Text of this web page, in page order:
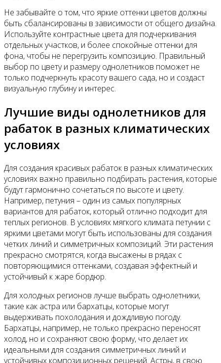
Не забывайте о том, что яркие оттенки цветов должны
быть сбалансированы в зависимости от общего дизайна.
Используйте контрастные цвета для подчеркивания
отдельных участков, и более спокойные оттенки для
фона, чтобы не перегрузить композицию. Правильный
выбор по цвету и размеру однолетников поможет не
только подчеркнуть красоту вашего сада, но и создаст
визуальную глубину и интерес.
Лучшие виды однолетников для
рабаток в разных климатических
условиях
Для создания красивых рабаток в разных климатических
условиях важно правильно подбирать растения, которые
будут гармонично сочетаться по высоте и цвету.
Например, петуния – один из самых популярных
вариантов для рабаток, который отлично подходит для
теплых регионов. В условиях мягкого климата петунии с
яркими цветами могут быть использованы для создания
четких линий и симметричных композиций. Эти растения
прекрасно смотрятся, когда высажены в рядах с
повторяющимися оттенками, создавая эффектный и
устойчивый к жаре бордюр.
Для холодных регионов лучше выбрать однолетники,
такие как астра или бархатцы, которые могут
выдерживать похолодания и дождливую погоду.
Бархатцы, например, не только прекрасно переносят
холод, но и сохраняют свою форму, что делает их
идеальными для создания симметричных линий и
устойчивых композиционных решений. Астры, в свою